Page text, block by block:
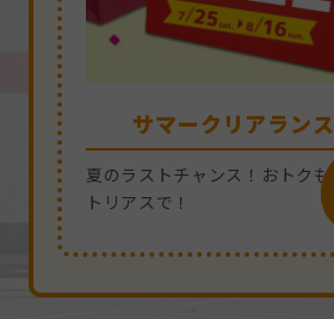
サマークリアラン
夏のラストチャンス！おトク
トリアスで！
サマークリアラン
夏のラストチャンス！おトク
トリアスで！
サマークリアラン
夏のラストチャンス！おトク
トリアスで！
サマークリアラン
夏のラストチャンス！おトク
トリアスで！
サマークリアラン
夏のラストチャンス！おトク
トリアスで！
[トリアス文化祭#44]
ント開催 8/
ステージイベント「トリアス
福岡県内のパフォーマーの迫